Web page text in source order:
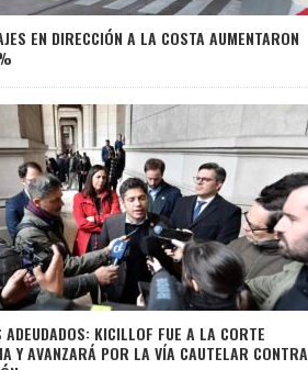
EN DIRECCIÓN A LA COSTA AUMENTARON
ADEUDADOS: KICILLOF FUE A LA CORTE
Y AVANZARÁ POR LA VÍA CAUTELAR CONTRA